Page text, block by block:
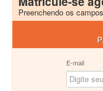
Preenchendo os
E-mail